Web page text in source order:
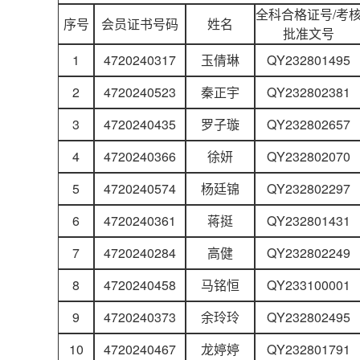
序号 会员证书号码 姓名
全科合格证号/考
批准文号
1
4720240317 玉倩琳
QY232801495
2
4720240523 秦正宇
QY232802381
3
4720240435 罗子璇
QY232802657
4
4720240366 徐妍
QY232802070
5
4720240574 杨廷锦
QY232802297
6
4720240361 蒋挺
QY232801431
7
4720240284 高健
QY232802249
8
4720240458 马铭恒
QY233100001
9
4720240373 余玲玲
QY232802495
10
4720240467 龙婷婷 QY232801791